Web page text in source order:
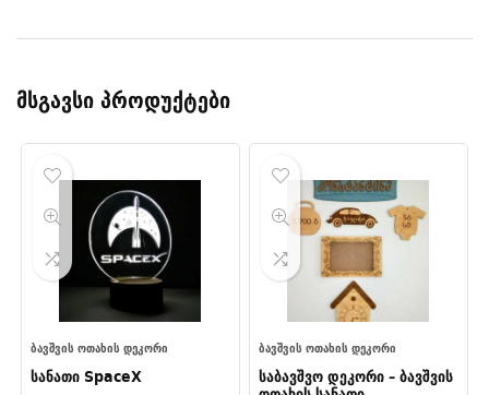
მსგავსი პროდუქტები
ᲑᲐᲕᲨᲕᲘᲡ ᲝᲗᲐᲮᲘᲡ ᲓᲔᲙᲝᲠᲘ
სანათი SpaceX
ᲑᲐᲕᲨᲕᲘᲡ ᲝᲗᲐᲮᲘᲡ ᲓᲔᲙᲝᲠᲘ
საბავშვო დეკორი – ბავშვის